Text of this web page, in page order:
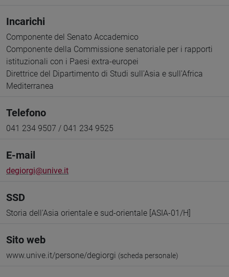
Incarichi
Componente del Senato Accademico
Componente della Commissione senatoriale per i rapporti
istituzionali con i Paesi extra-europei
Direttrice del Dipartimento di Studi sull'Asia e sull'Africa
Mediterranea
Telefono
041 234 9507 / 041 234 9525
E-mail
degiorgi@unive.it
SSD
Storia dell'Asia orientale e sud-orientale [ASIA-01/H]
Sito web
www.unive.it/persone/degiorgi (scheda personale)